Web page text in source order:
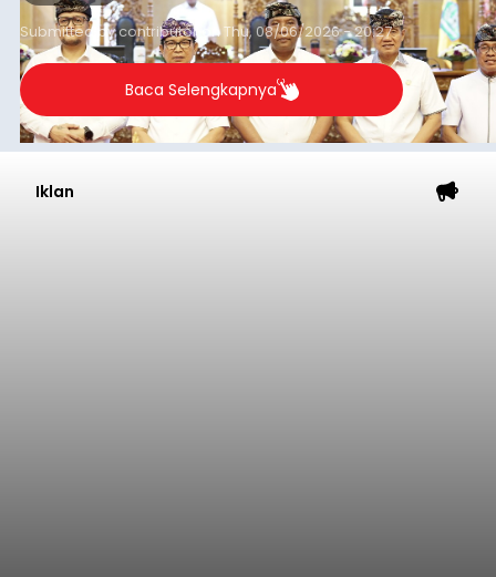
Submitted bycontributor onThu, 08/06/2026 - 20:27
Baca Selengkapnya
Iklan